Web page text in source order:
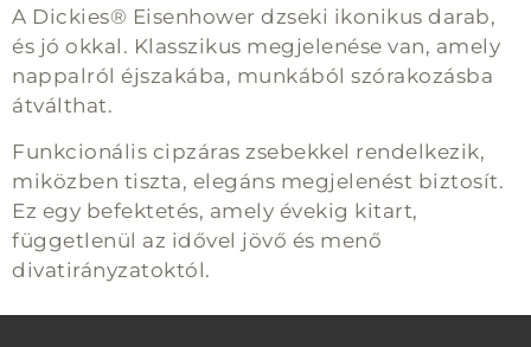
A Dickies® Eisenhower dzseki ikonikus darab,
és jó okkal. Klasszikus megjelenése van, amely
nappalról éjszakába, munkából szórakozásba
átválthat.
Funkcionális cipzáras zsebekkel rendelkezik,
miközben tiszta, elegáns megjelenést biztosít.
Ez egy befektetés, amely évekig kitart,
függetlenül az idővel jövő és menő
divatirányzatoktól.